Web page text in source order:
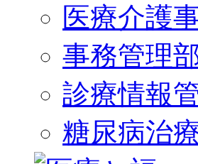
医療介護
事務管理
診療情報
糖尿病治